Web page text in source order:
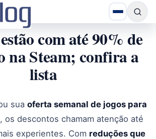
com até 90% de
na Steam; confira a
lista
sua oferta semanal de jogos para
os descontos chamam atenção até
experientes. Com reduções que